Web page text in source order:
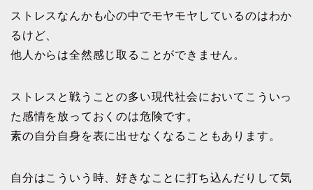
ストレスなんかも心の中でモヤモヤしているのはわか
るけど、
他人からは全然感じ取ることができません。
ストレスと戦うことの多い現代社会においてこういっ
た感情を放っておくのは危険です。
素の自分自身を表に出せなくなることもあります。
自分はこういう時、好きなことに打ち込んだりして気